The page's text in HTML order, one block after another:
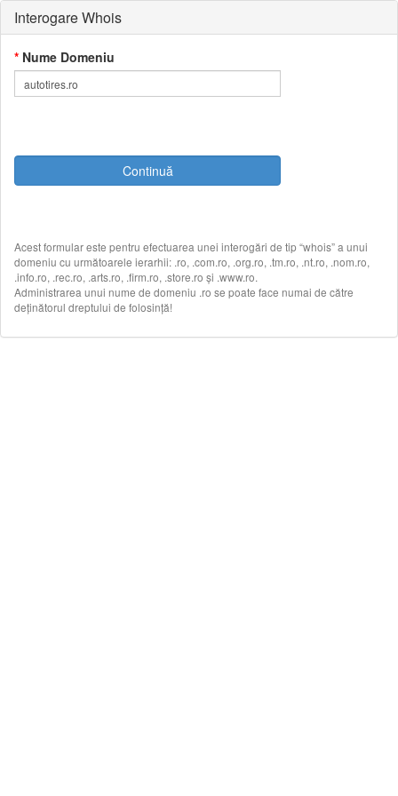
Interogare Whois
* Nume Domeniu
Acest formular este pentru efectuarea unei interogări de tip “whois” a unui
domeniu cu următoarele ierarhii: .ro, .com.ro, .org.ro, .tm.ro, .nt.ro, .nom.ro,
.info.ro, .rec.ro, .arts.ro, .firm.ro, .store.ro și .www.ro.
Administrarea unui nume de domeniu .ro se poate face numai de către
deținătorul dreptului de folosință!